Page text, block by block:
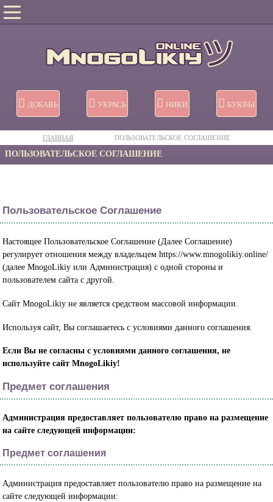
ДОБАВЬ УКРАСЬ НИКИ БУКВЫ
ГЛАВНАЯ ПОЛЬЗОВАТЕЛЬСКОЕ СОГЛАШЕНИЕ
ПОЛЬЗОВАТЕЛЬСКОЕ СОГЛАШЕНИЕ
Пользовательское Соглашение
Настоящее Пользовательское Соглашение (Далее Соглашение)
регулирует отношения между владельцем https://www.mnogolikiy.online/
(далее MnogoLikiy или Администрация) с одной стороны и
пользователем сайта с другой.
Сайт MnogoLikiy не является средством массовой информации.
Используя сайт, Вы соглашаетесь с условиями данного соглашения.
Если Вы не согласны с условиями данного соглашения, не
используйте сайт MnogoLikiy!
Предмет соглашения
Администрация предоставляет пользователю право на размещение
на сайте следующей информации:
Предмет соглашения
Администрация предоставляет пользователю право на размещение на
сайте следующей информации: